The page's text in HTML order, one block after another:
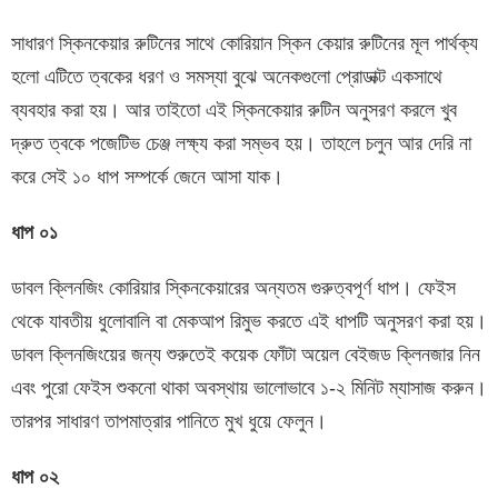
সাধারণ স্কিনকেয়ার রুটিনের সাথে কোরিয়ান স্কিন কেয়ার রুটিনের মূল পার্থক্য
হলো এটিতে ত্বকের ধরণ ও সমস্যা বুঝে অনেকগুলো প্রোডাক্ট একসাথে
ব্যবহার করা হয়। আর তাইতো এই স্কিনকেয়ার রুটিন অনুসরণ করলে খুব
দ্রুত ত্বকে পজেটিভ চেঞ্জ লক্ষ্য করা সম্ভব হয়। তাহলে চলুন আর দেরি না
করে সেই ১০ ধাপ সম্পর্কে জেনে আসা যাক।
ধাপ ০১
ডাবল ক্লিনজিং কোরিয়ার স্কিনকেয়ারের অন্যতম গুরুত্বপূর্ণ ধাপ। ফেইস
থেকে যাবতীয় ধুলোবালি বা মেকআপ রিমুভ করতে এই ধাপটি অনুসরণ করা হয়।
ডাবল ক্লিনজিংয়ের জন্য শুরুতেই কয়েক ফোঁটা অয়েল বেইজড ক্লিনজার নিন
এবং পুরো ফেইস শুকনো থাকা অবস্থায় ভালোভাবে ১-২ মিনিট ম্যাসাজ করুন।
তারপর সাধারণ তাপমাত্রার পানিতে মুখ ধুয়ে ফেলুন।
ধাপ ০২